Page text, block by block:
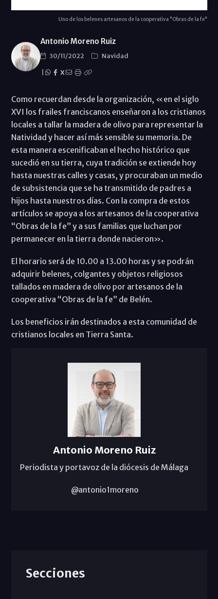
Uno de los belenes artesanos de la cooperativa "Obras de la fe"
Antonio Moreno Ruiz
30/11/2022
Navidad
X
Como recuerdan desde la organización, «en el siglo
XVI los frailes franciscanos enseñaron a los cristianos
locales a tallar la madera de olivo para representar la
Natividad y hacer así más sensible su memoria. De
esta manera escenificaban el hecho histórico que
sucedió en su tierra, cuya tradición se extiende hoy
hasta nuestras calles y casas, y procuraban un medio
de subsistencia que se ha transmitido de padres a
hijos hasta nuestros días. Con la compra de estos
artículos se apoya a los artesanos de la cooperativa
“Obras de la fe” y a sus familias que luchan por
permanecer en la tierra donde nacieron».
El horario será de 10.00 a 13.00 horas y se podrán
adquirir belenes, colgantes y objetos religiosos
tallados en madera de olivo por artesanos de la
cooperativa “Obras de la fe” de Belén.
Los beneficios irán destinados a esta comunidad de
cristianos locales en Tierra Santa.
Antonio Moreno Ruiz
Periodista y portavoz de la diócesis de Málaga
@antonio1moreno
Secciones